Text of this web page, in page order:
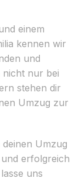
einem
kennen wir
und
nicht nur bei
stehen dir
Umzug zur
Umzug
erfolgreich
uns